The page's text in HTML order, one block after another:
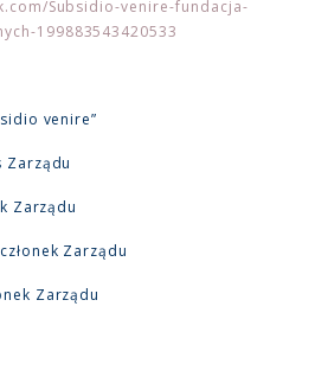
Subsidio-venire-fundacja-
199883543420533
venire”
Zarządu
Zarządu
Zarządu
Zarządu